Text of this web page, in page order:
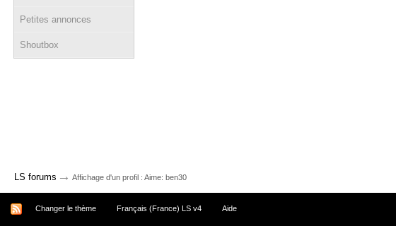
Petites annonces
Shoutbox
LS forums → Affichage d'un profil : Aime: ben30
Changer le thème Français (France) LS v4 Aide